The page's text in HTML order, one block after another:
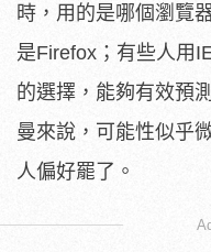
時，用的是哪個瀏覽
是Firefox；有些人用
的選擇，能夠有效預
曼來說，可能性似乎
人偏好罷了。